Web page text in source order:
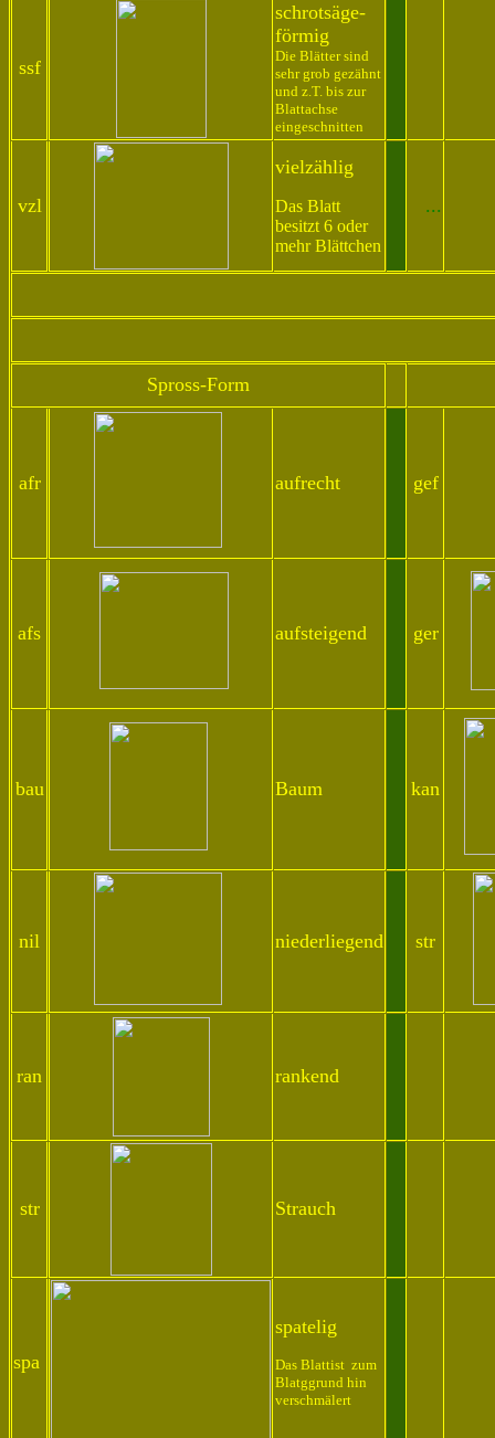
ssf
schrotsäge-
förmig
Die Blätter sind
sehr grob gezähnt
und z.T. bis zur
Blattachse
eingeschnitten
vzl
vielzählig
Das Blatt
besitzt 6 oder
mehr Blättchen
...
Spross-Form
afr aufrecht gef
afs aufsteigend ger
bau Baum kan
nil niederliegend str
ran rankend
str Strauch
spa
spatelig
Das Blattist zum
Blatggrund hin
verschmälert